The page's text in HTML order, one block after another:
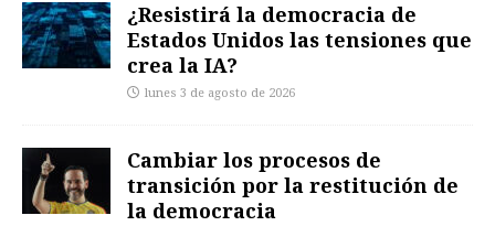
¿Resistirá la democracia de
Estados Unidos las tensiones que
crea la IA?
lunes 3 de agosto de 2026
Cambiar los procesos de
transición por la restitución de
la democracia